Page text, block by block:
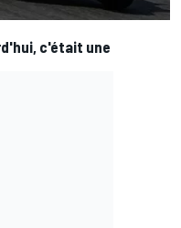
c'était une